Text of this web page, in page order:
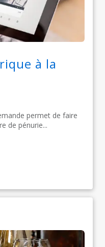
à la
permet de faire
de pénurie...